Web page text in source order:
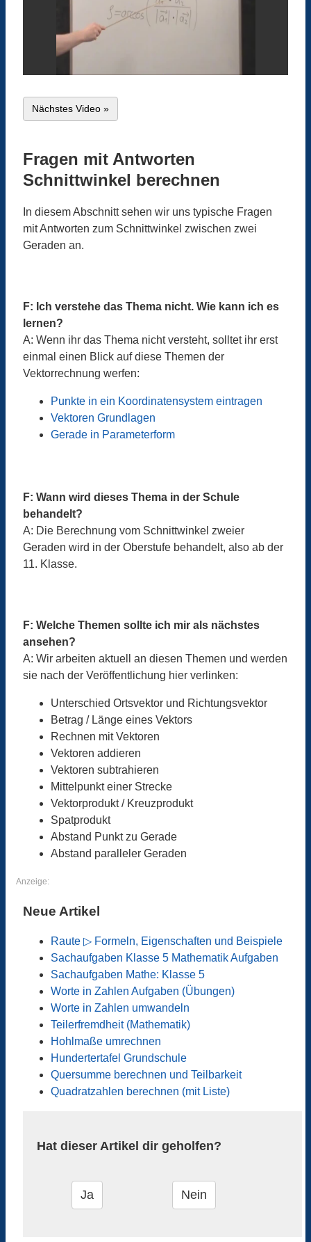
Nächstes Video »
Fragen mit Antworten
Schnittwinkel berechnen
In diesem Abschnitt sehen wir uns typische Fragen
mit Antworten zum Schnittwinkel zwischen zwei
Geraden an.
F: Ich verstehe das Thema nicht. Wie kann ich es
lernen?
A: Wenn ihr das Thema nicht versteht, solltet ihr erst
einmal einen Blick auf diese Themen der
Vektorrechnung werfen:
Punkte in ein Koordinatensystem eintragen
Vektoren Grundlagen
Gerade in Parameterform
F: Wann wird dieses Thema in der Schule
behandelt?
A: Die Berechnung vom Schnittwinkel zweier
Geraden wird in der Oberstufe behandelt, also ab der
11. Klasse.
F: Welche Themen sollte ich mir als nächstes
ansehen?
A: Wir arbeiten aktuell an diesen Themen und werden
sie nach der Veröffentlichung hier verlinken:
Unterschied Ortsvektor und Richtungsvektor
Betrag / Länge eines Vektors
Rechnen mit Vektoren
Vektoren addieren
Vektoren subtrahieren
Mittelpunkt einer Strecke
Vektorprodukt / Kreuzprodukt
Spatprodukt
Abstand Punkt zu Gerade
Abstand paralleler Geraden
Anzeige:
Neue Artikel
Raute ▷ Formeln, Eigenschaften und Beispiele
Sachaufgaben Klasse 5 Mathematik Aufgaben
Sachaufgaben Mathe: Klasse 5
Worte in Zahlen Aufgaben (Übungen)
Worte in Zahlen umwandeln
Teilerfremdheit (Mathematik)
Hohlmaße umrechnen
Hundertertafel Grundschule
Quersumme berechnen und Teilbarkeit
Quadratzahlen berechnen (mit Liste)
Hat dieser Artikel dir geholfen?